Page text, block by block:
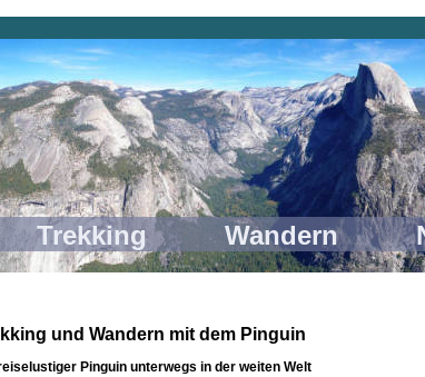
Wandern
und Wandern mit dem Pinguin
Pinguin unterwegs in der weiten Welt